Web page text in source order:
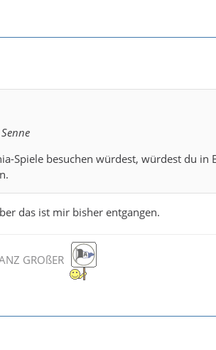
Spiele besuchen würdest, würdest du in
das ist mir bisher entgangen.
GROßER